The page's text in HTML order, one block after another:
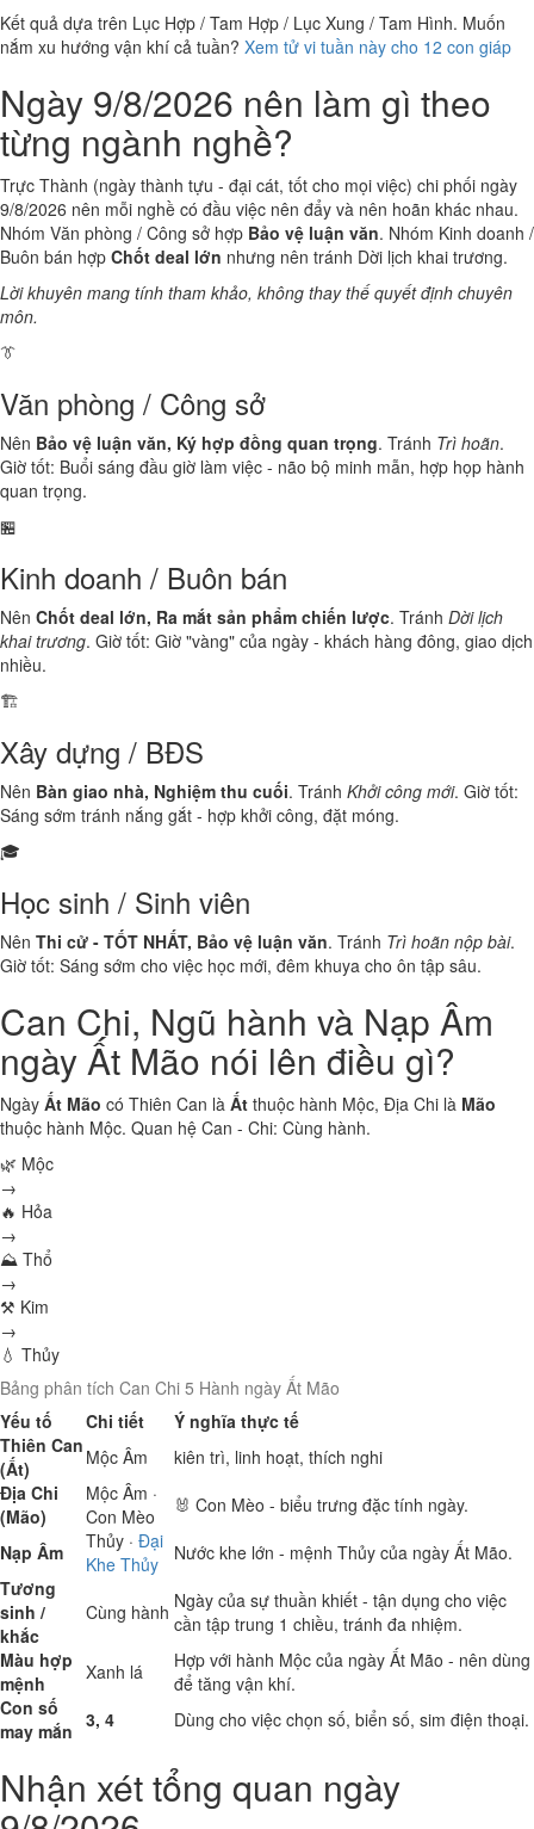
Kết quả dựa trên Lục Hợp / Tam Hợp / Lục Xung / Tam Hình. Muốn
nắm xu hướng vận khí cả tuần? Xem tử vi tuần này cho 12 con giáp
Ngày 9/8/2026 nên làm gì theo
từng ngành nghề?
Trực Thành (ngày thành tựu - đại cát, tốt cho mọi việc) chi phối ngày
9/8/2026 nên mỗi nghề có đầu việc nên đẩy và nên hoãn khác nhau.
Nhóm Văn phòng / Công sở hợp Bảo vệ luận văn. Nhóm Kinh doanh /
Buôn bán hợp Chốt deal lớn nhưng nên tránh Dời lịch khai trương.
Lời khuyên mang tính tham khảo, không thay thế quyết định chuyên
môn.
👔
Văn phòng / Công sở
Nên Bảo vệ luận văn, Ký hợp đồng quan trọng. Tránh Trì hoãn.
Giờ tốt: Buổi sáng đầu giờ làm việc - não bộ minh mẫn, hợp họp hành
quan trọng.
🏪
Kinh doanh / Buôn bán
Nên Chốt deal lớn, Ra mắt sản phẩm chiến lược. Tránh Dời lịch
khai trương. Giờ tốt: Giờ "vàng" của ngày - khách hàng đông, giao dịch
nhiều.
🏗️
Xây dựng / BĐS
Nên Bàn giao nhà, Nghiệm thu cuối. Tránh Khởi công mới. Giờ tốt:
Sáng sớm tránh nắng gắt - hợp khởi công, đặt móng.
🎓
Học sinh / Sinh viên
Nên Thi cử - TỐT NHẤT, Bảo vệ luận văn. Tránh Trì hoãn nộp bài.
Giờ tốt: Sáng sớm cho việc học mới, đêm khuya cho ôn tập sâu.
Can Chi, Ngũ hành và Nạp Âm
ngày Ất Mão nói lên điều gì?
Ngày Ất Mão có Thiên Can là Ất thuộc hành Mộc, Địa Chi là Mão
thuộc hành Mộc. Quan hệ Can - Chi: Cùng hành.
🌿 Mộc
→
🔥 Hỏa
→
⛰ Thổ
→
⚒ Kim
→
💧 Thủy
Bảng phân tích Can Chi 5 Hành ngày Ất Mão
Yếu tố
Chi tiết
Ý nghĩa thực tế
Thiên Can
(Ất)
Mộc Âm
kiên trì, linh hoạt, thích nghi
Địa Chi
(Mão)
Mộc Âm ·
Con Mèo
🐰 Con Mèo - biểu trưng đặc tính ngày.
Nạp Âm
Thủy · Đại
Khe Thủy
Nước khe lớn - mệnh Thủy của ngày Ất Mão.
Tương
sinh /
khắc
Cùng hành Ngày của sự thuần khiết - tận dụng cho việc
cần tập trung 1 chiều, tránh đa nhiệm.
Màu hợp
mệnh
Xanh lá
Hợp với hành Mộc của ngày Ất Mão - nên dùng
để tăng vận khí.
Con số
may mắn 3, 4 Dùng cho việc chọn số, biển số, sim điện thoại.
Nhận xét tổng quan ngày